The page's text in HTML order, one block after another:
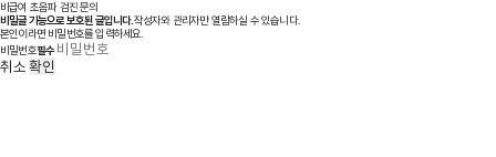
비급여 초음파 검진 문의
비밀글 기능으로 보호된 글입니다.작성자와 관리자만 열람하실 수 있습니다.
본인이라면 비밀번호를 입력하세요.
비밀번호필수
취소